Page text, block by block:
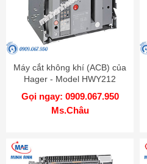
Máy cắt không khí (ACB) của
Hager - Model HWY212
Gọi ngay: 0909.067.950
Ms.Châu